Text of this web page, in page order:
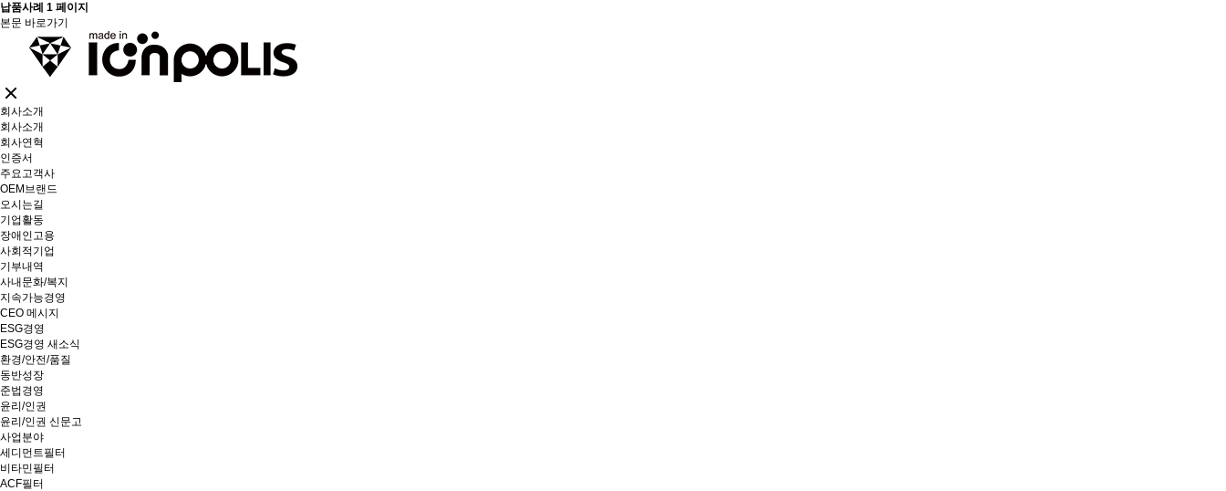
납품사례 1 페이지
본문 바로가기
회사소개
회사소개
회사연혁
인증서
주요고객사
OEM브랜드
오시는길
기업활동
장애인고용
사회적기업
기부내역
사내문화/복지
지속가능경영
CEO 메시지
ESG경영
ESG경영 새소식
환경/안전/품질
동반성장
준법경영
윤리/인권
윤리/인권 신문고
사업분야
세디먼트필터
비타민필터
ACF필터